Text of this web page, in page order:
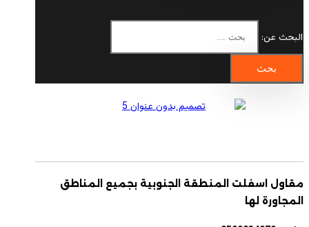
البحث عن:
مقاول اسفلت المنطقة الجنوبية بجميع المناطق
المجاورة لها